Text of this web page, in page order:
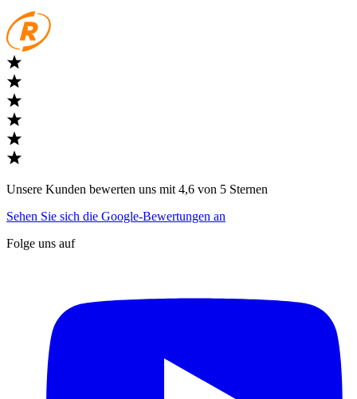
Unsere Kunden bewerten uns mit 4,6 von 5 Sternen
Sehen Sie sich die Google-Bewertungen an
Folge uns auf